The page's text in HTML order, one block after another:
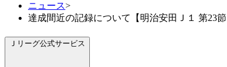
ニュース>
達成間近の記録について【明治安田Ｊ１ 第23節
Ｊリーグ公式サービス